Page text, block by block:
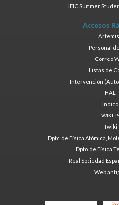
IFIC Summer
Accesos
Personal
Correo
Listas de
Intervención
HAL
Indico
WIKI.JS
Twiki
Dpto. de Física Atómica,
Dpto. de Física
Real Sociedad
Web